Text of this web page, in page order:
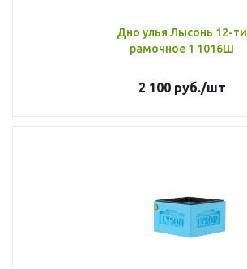
Дно улья Лысонь 12-ти
рамочное 1 1016Ш
2 100руб./шт